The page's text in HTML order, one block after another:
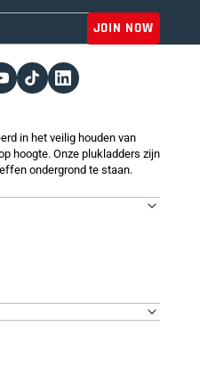
in het veilig houden van
hoogte. Onze plukladders zijn
ondergrond te staan.